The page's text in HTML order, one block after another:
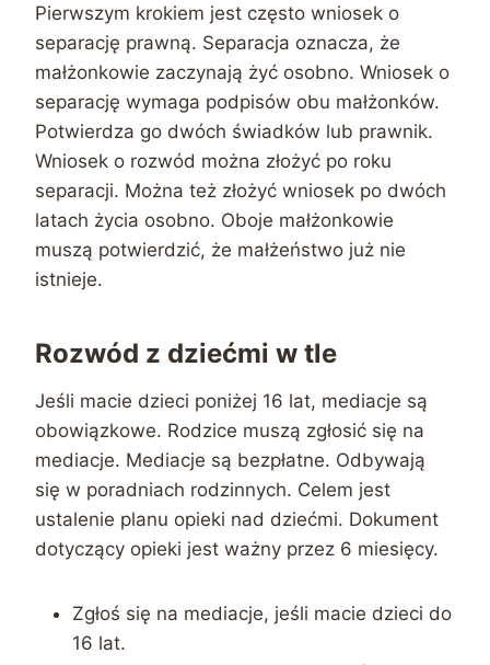
Pierwszym krokiem jest często wniosek o
separację prawną. Separacja oznacza, że
małżonkowie zaczynają żyć osobno. Wniosek o
separację wymaga podpisów obu małżonków.
Potwierdza go dwóch świadków lub prawnik.
Wniosek o rozwód można złożyć po roku
separacji. Można też złożyć wniosek po dwóch
latach życia osobno. Oboje małżonkowie
muszą potwierdzić, że małżeństwo już nie
istnieje.
Rozwód z dziećmi w tle
Jeśli macie dzieci poniżej 16 lat, mediacje są
obowiązkowe. Rodzice muszą zgłosić się na
mediacje. Mediacje są bezpłatne. Odbywają
się w poradniach rodzinnych. Celem jest
ustalenie planu opieki nad dziećmi. Dokument
dotyczący opieki jest ważny przez 6 miesięcy.
Zgłoś się na mediacje, jeśli macie dzieci do
16 lat.